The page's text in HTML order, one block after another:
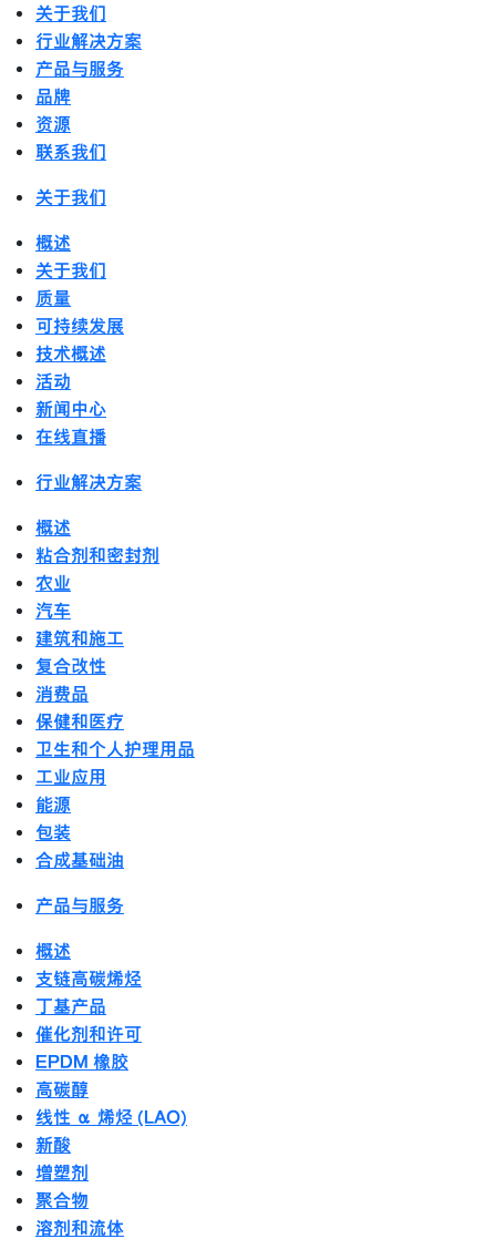
关于我们
行业解决方案
产品与服务
品牌
资源
联系我们
关于我们
概述
关于我们
质量
可持续发展
技术概述
活动
新闻中心
在线直播
行业解决方案
概述
粘合剂和密封剂
农业
汽车
建筑和施工
复合改性
消费品
保健和医疗
卫生和个人护理用品
工业应用
能源
包装
合成基础油
产品与服务
概述
支链高碳烯烃
丁基产品
催化剂和许可
EPDM 橡胶
高碳醇
线性 α 烯烃 (LAO)
新酸
增塑剂
聚合物
溶剂和流体